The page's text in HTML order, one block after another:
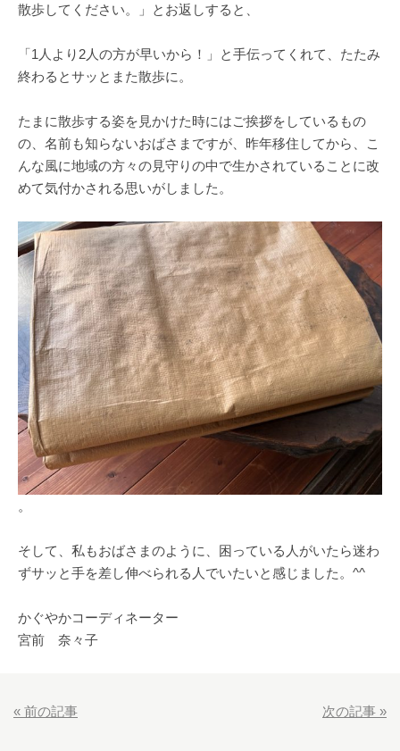
散歩してください。」とお返しすると、
「1人より2人の方が早いから！」と手伝ってくれて、たたみ
終わるとサッとまた散歩に。
たまに散歩する姿を見かけた時にはご挨拶をしているもの
の、名前も知らないおばさまですが、昨年移住してから、こ
んな風に地域の方々の見守りの中で生かされていることに改
めて気付かされる思いがしました。
。
そして、私もおばさまのように、困っている人がいたら迷わ
ずサッと手を差し伸べられる人でいたいと感じました。^^
かぐやかコーディネーター
宮前 奈々子
« 前の記事 次の記事 »